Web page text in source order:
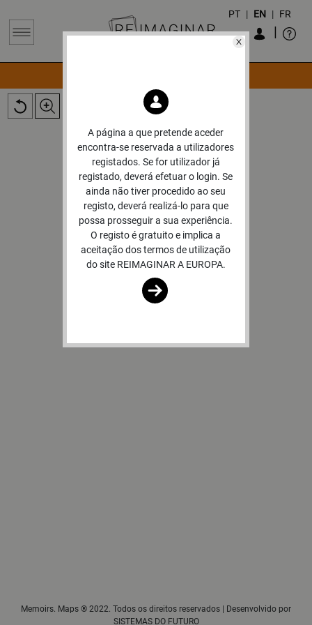
|
PT | EN | FR
Memoirs. Maps ® 2022. Todos os direitos reservados | Desenvolvido por
SISTEMAS DO FUTURO